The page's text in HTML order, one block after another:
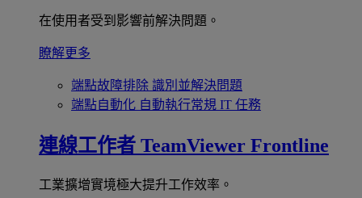
在使用者受到影響前解決問題。
瞭解更多
端點故障排除 識別並解決問題
端點自動化 自動執行常規 IT 任務
連線工作者 TeamViewer Frontline
工業擴增實境極大提升工作效率。